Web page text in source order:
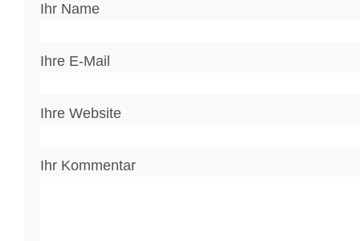
Ihr Name
Ihre E-Mail
Ihre Website
Ihr Kommentar